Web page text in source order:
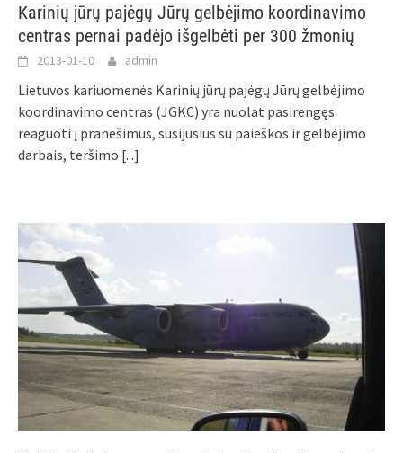
Karinių jūrų pajėgų Jūrų gelbėjimo koordinavimo
centras pernai padėjo išgelbėti per 300 žmonių
2013-01-10 admin
Lietuvos kariuomenės Karinių jūrų pajėgų Jūrų gelbėjimo
koordinavimo centras (JGKC) yra nuolat pasirengęs
reaguoti į pranešimus, susijusius su paieškos ir gelbėjimo
darbais, teršimo [...]